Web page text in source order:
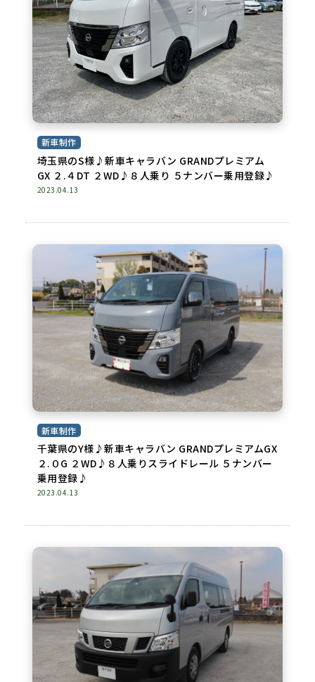
新車制作
埼玉県のS様♪新車キャラバン GRANDプレミアム
GX ２.４DT ２WD♪８人乗り ５ナンバー乗用登録♪
2023.04.13
新車制作
千葉県のY様♪新車キャラバン GRANDプレミアムGX
２.０G ２WD♪８人乗りスライドレール ５ナンバー
乗用登録♪
2023.04.13